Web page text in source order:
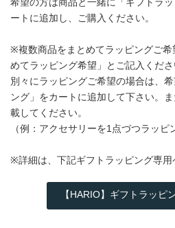
ートに追加し、ご購入ください。
※複数商品をまとめてラッピングご希
めてラッピング希望」とご記入くださ
別々にラッピングご希望の場合は、
ング」をカートに追加して下さい。
載してください。
（例：アクセサリーを1点づつラッピ
※詳細は、下記ギフトラッピング専用
【HARIO】ギフトラッピ